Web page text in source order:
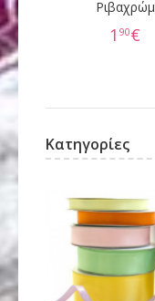
Ριβαχρώμ
1 90€
Κατηγορίες